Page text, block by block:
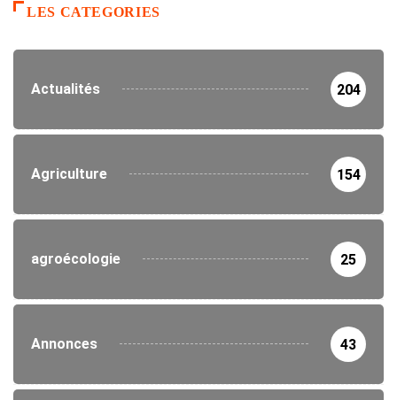
LES CATEGORIES
Actualités 204
Agriculture 154
agroécologie 25
Annonces 43